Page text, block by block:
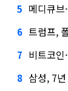
5 메디큐브
6 트럼프,
7 비트코
8 삼성, 7